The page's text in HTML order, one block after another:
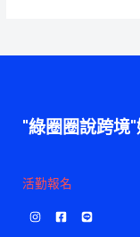
"綠圈圈說跨境
活勤報名